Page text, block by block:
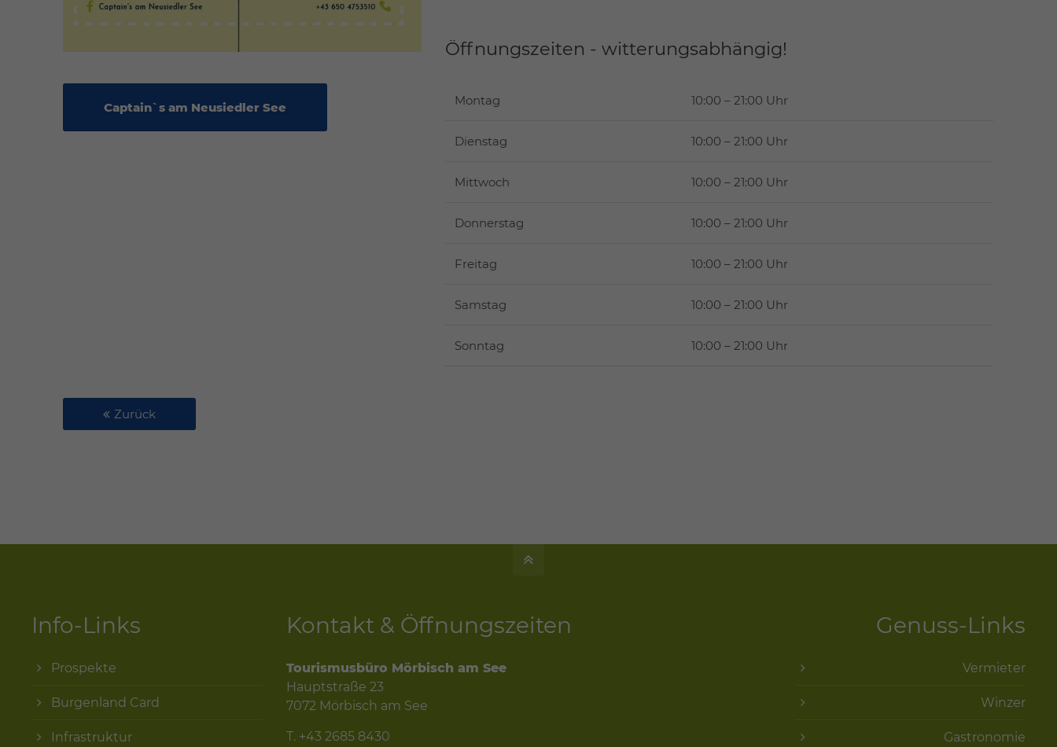
Captain`s am Neusiedler See
Öffnungszeiten - witterungsabhängig!
Montag 10:00 – 21:00 Uhr
Dienstag 10:00 – 21:00 Uhr
Mittwoch 10:00 – 21:00 Uhr
Donnerstag 10:00 – 21:00 Uhr
Freitag 10:00 – 21:00 Uhr
Samstag 10:00 – 21:00 Uhr
Sonntag 10:00 – 21:00 Uhr
Zurück
Info-Links
Prospekte
Burgenland Card
Infrastruktur
Kontakt & Öffnungszeiten
Tourismusbüro Mörbisch am See
Hauptstraße 23
7072 Mörbisch am See
T. +43 2685 8430
Genuss-Links
Vermieter
Winzer
Gastronomie